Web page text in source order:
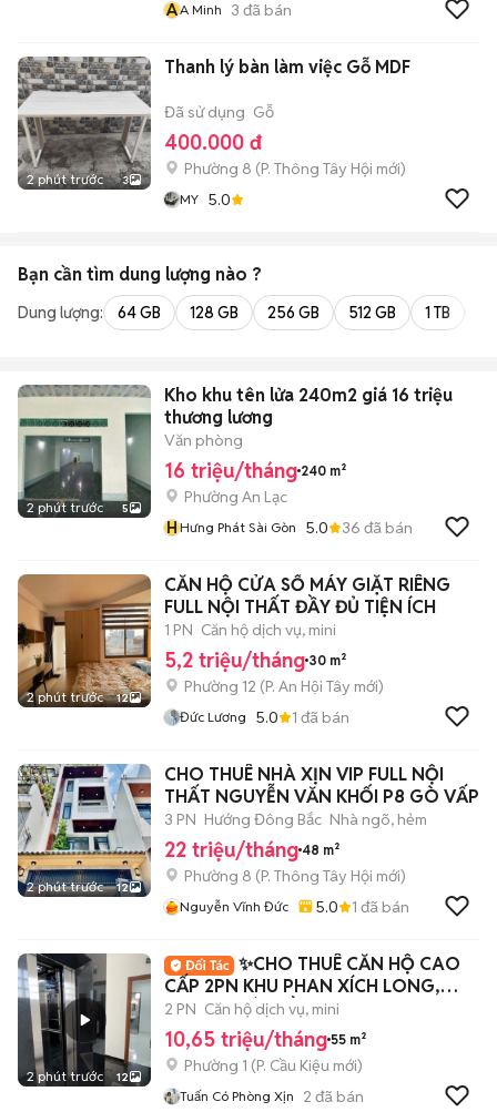
AA Minh 3 đã bán
2 phút trước 3
Thanh lý bàn làm việc Gỗ MDF
Đã sử dụng Gỗ
400.000 đ
Phường 8 (P. Thông Tây Hội mới)
MY 5.0
Bạn cần tìm dung lượng nào ?
Dung lượng: 64 GB 128 GB 256 GB 512 GB 1 TB
2 phút trước 5
Kho khu tên lửa 240m2 giá 16 triệu
thương lương
Văn phòng
16 triệu/tháng 240 m²
Phường An Lạc
HHưng Phát Sài Gòn 5.0 36 đã bán
2 phút trước 12
CĂN HỘ CỬA SỔ MÁY GIẶT RIÊNG
FULL NỘI THẤT ĐẦY ĐỦ TIỆN ÍCH
1 PN Căn hộ dịch vụ, mini
5,2 triệu/tháng 30 m²
Phường 12 (P. An Hội Tây mới)
Đức Lương 5.0 1 đã bán
2 phút trước 12
CHO THUÊ NHÀ XỊN VIP FULL NỘI
THẤT NGUYỄN VĂN KHỐI P8 GÒ VẤP
3 PN Hướng Đông Bắc Nhà ngõ, hẻm
22 triệu/tháng 48 m²
Phường 8 (P. Thông Tây Hội mới)
Nguyễn Vĩnh Đức 5.0 1 đã bán
2 phút trước 12
✨️CHO THUÊ CĂN HỘ CAO
CẤP 2PN KHU PHAN XÍCH LONG,
THANG MÁY, HẦM XE✨️
2 PN Căn hộ dịch vụ, mini
10,65 triệu/tháng 55 m²
Phường 1 (P. Cầu Kiệu mới)
Tuấn Có Phòng Xịn 2 đã bán